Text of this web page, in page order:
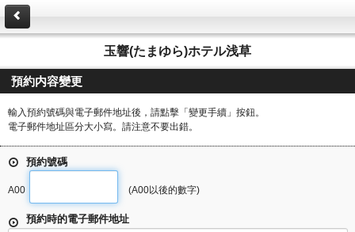
玉響(たまゆら)ホテル浅草
預約内容變更
輸入預約號碼與電子郵件地址後，請點擊「變更手續」按鈕。
電子郵件地址區分大小寫。請注意不要出錯。
預約號碼
A00 (A00以後的數字)
預約時的電子郵件地址